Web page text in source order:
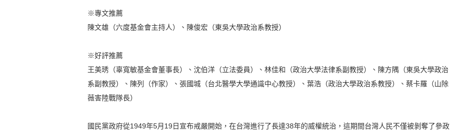
※專文推薦
陳文雄（六度基金會主持人）、陳俊宏（東吳大學政治系教授）
※好評推薦
王美琇（辜寬敏基金會董事長）、沈伯洋（立法委員）、林佳和（政治大學法律系副教授）、陳方隅（東吳大學政治
系副教授）、陳列（作家）、張國城（台北醫學大學通識中心教授）、葉浩（政治大學政治系教授）、蔡卡羅（山除
薇害陸戰隊長）
國民黨政府從1949年5月19日宣布戒嚴開始，在台灣進行了長達38年的威權統治，這期間台灣人民不僅被剝奪了參政